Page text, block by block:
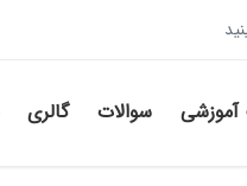
سوالات گالری